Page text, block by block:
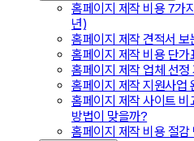
홈페이지 제작 비용 7가
년)
홈페이지 제작 견적서
홈페이지 제작 비용 단
홈페이지 제작 업체 선
홈페이지 제작 지원사
홈페이지 제작 사이트
방법이 맞을까?
홈페이지 제작 비용 절감